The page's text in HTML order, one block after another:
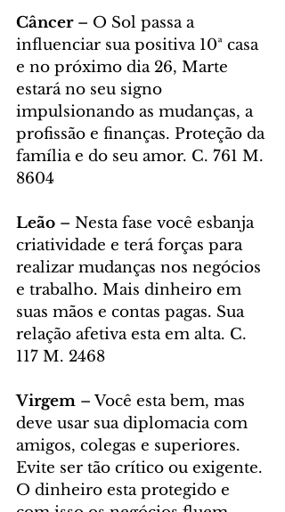
Câncer – O Sol passa a
influenciar sua positiva 10ª casa
e no próximo dia 26, Marte
estará no seu signo
impulsionando as mudanças, a
profissão e finanças. Proteção da
família e do seu amor. C. 761 M.
8604
Leão – Nesta fase você esbanja
criatividade e terá forças para
realizar mudanças nos negócios
e trabalho. Mais dinheiro em
suas mãos e contas pagas. Sua
relação afetiva esta em alta. C.
117 M. 2468
Virgem – Você esta bem, mas
deve usar sua diplomacia com
amigos, colegas e superiores.
Evite ser tão crítico ou exigente.
O dinheiro esta protegido e